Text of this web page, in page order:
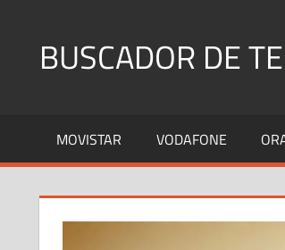
contenidoBUSCADOR DE
Fijos
y
MOVISTAR VODAFONE